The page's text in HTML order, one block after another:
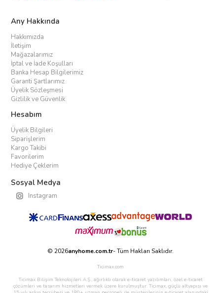
Any Hakkında
Hakkımızda
İletişim
Mağazalarımız
İptal ve İade Koşulları
Banka Hesap Bilgilerimiz
Garanti Şartlarımız
Üyelik Sözleşmesi
Gizlilik ve Güvenlik
Hesabım
Üyelik Bilgileri
Siparişlerim
Kargo Takibi
Favorilerim
Hediye Çeklerim
Sosyal Medya
Instagram
© 2026anyhome.com.tr- Tüm Hakları Saklıdır.
Ticimax.com
Ticimax Bilişim Teknolojileri A.Ş., ağırlıklı olarak e-ticaret yazılımları, özel e-ticaret
çözümleri ve tasarım hizmetleri vermek üzere kurulmuştur. Ticimax, güçlü altyapısı ve